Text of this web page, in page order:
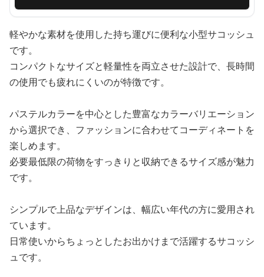
軽やかな素材を使用した持ち運びに便利な小型サコッシュ
です。
コンパクトなサイズと軽量性を両立させた設計で、長時間
の使用でも疲れにくいのが特徴です。
パステルカラーを中心とした豊富なカラーバリエーション
から選択でき、ファッションに合わせてコーディネートを
楽しめます。
必要最低限の荷物をすっきりと収納できるサイズ感が魅力
です。
シンプルで上品なデザインは、幅広い年代の方に愛用され
ています。
日常使いからちょっとしたお出かけまで活躍するサコッシ
ュです。